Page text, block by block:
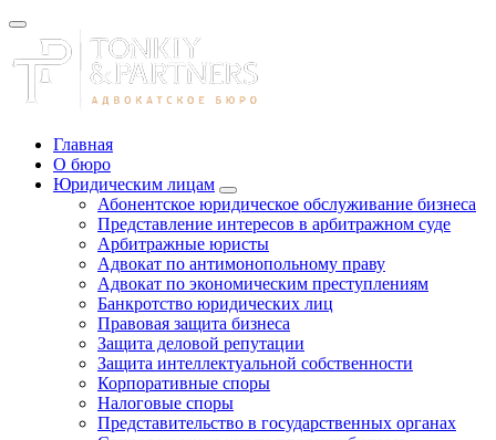
Главная
О бюро
Юридическим лицам
Абонентское юридическое обслуживание бизнеса
Представление интересов в арбитражном суде
Арбитражные юристы
Адвокат по антимонопольному праву
Адвокат по экономическим преступлениям
Банкротство юридических лиц
Правовая защита бизнеса
Защита деловой репутации
Защита интеллектуальной собственности
Корпоративные споры
Налоговые споры
Представительство в государственных органах